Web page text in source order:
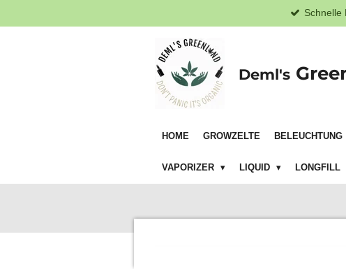
Hauptinhalt
Schnelle
Deml's
HOME GROWZELTE BELEUCHTUNG
VAPORIZER LIQUID LONGFILL